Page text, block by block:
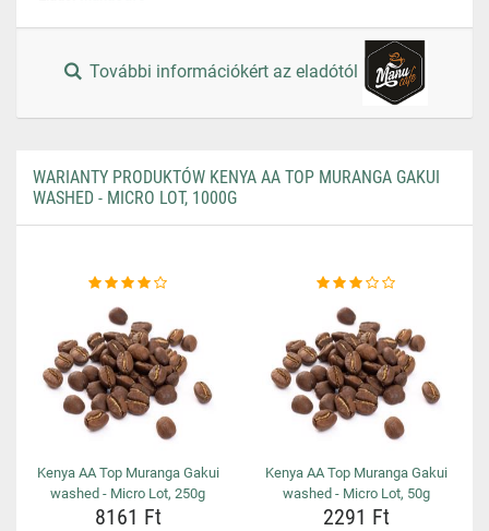
További információkért az eladótól
WARIANTY PRODUKTÓW KENYA AA TOP MURANGA GAKUI
WASHED - MICRO LOT, 1000G
Kenya AA Top Muranga Gakui
washed - Micro Lot, 250g
8161 Ft
Kenya AA Top Muranga Gakui
washed - Micro Lot, 50g
2291 Ft